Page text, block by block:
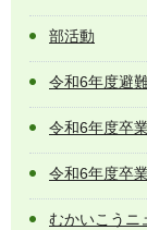
部活動
令和6年度避
令和6年度卒
令和6年度卒
むかいこうニ